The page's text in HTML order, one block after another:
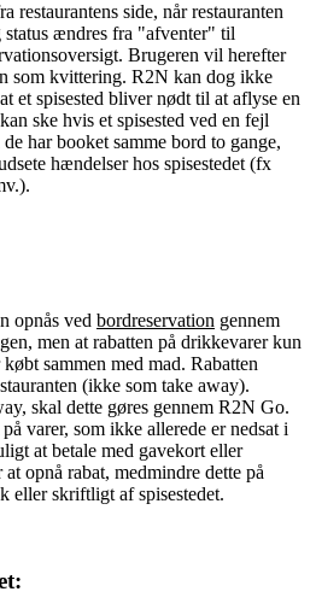
restaurantens side, når restauranten
status ændres fra "afventer" til
Brugeren vil herefter
som kvittering. R2N kan dog ikke
et spisested bliver nødt til at aflyse en
ske hvis et spisested ved en fejl
har booket samme bord to gange,
hændelser hos spisestedet (fx
opnås ved bordreservation gennem
men at rabatten på drikkevarer kun
sammen med mad. Rabatten
(ikke som take away).
skal dette gøres gennem R2N Go.
varer, som ikke allerede er nedsat i
at betale med gavekort eller
opnå rabat, medmindre dette på
eller skriftligt af spisestedet.